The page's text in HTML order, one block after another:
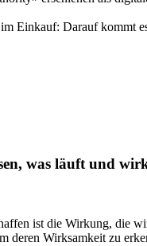
Einkauf: Darauf kommt
was läuft und
ist die Wirkung, die
deren Wirksamkeit zu